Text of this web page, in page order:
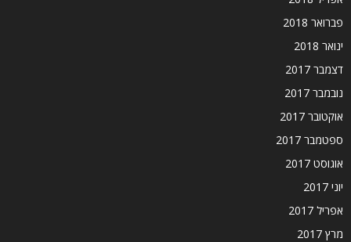
פברואר 2018
ינואר 2018
דצמבר 2017
נובמבר 2017
אוקטובר 2017
ספטמבר 2017
אוגוסט 2017
יוני 2017
אפריל 2017
מרץ 2017